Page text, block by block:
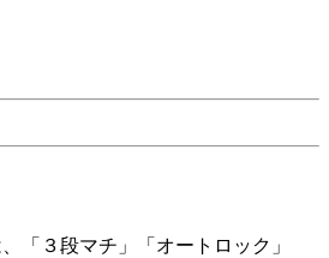
「３段マチ」「オートロック」